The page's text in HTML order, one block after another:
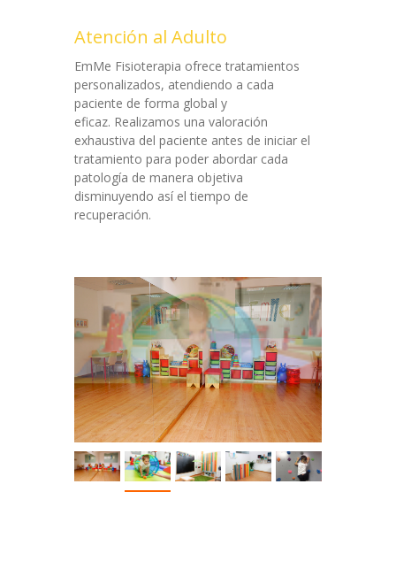
Atención al Adulto
EmMe Fisioterapia ofrece tratamientos
personalizados, atendiendo a cada
paciente de forma global y
eficaz. Realizamos una valoración
exhaustiva del paciente antes de iniciar el
tratamiento para poder abordar cada
patología de manera objetiva
disminuyendo así el tiempo de
recuperación.